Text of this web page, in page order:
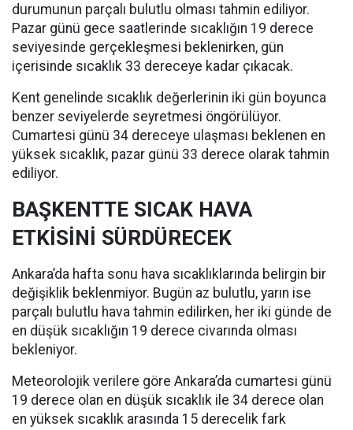
durumunun parçalı bulutlu olması tahmin ediliyor.
Pazar günü gece saatlerinde sıcaklığın 19 derece
seviyesinde gerçekleşmesi beklenirken, gün
içerisinde sıcaklık 33 dereceye kadar çıkacak.
Kent genelinde sıcaklık değerlerinin iki gün boyunca
benzer seviyelerde seyretmesi öngörülüyor.
Cumartesi günü 34 dereceye ulaşması beklenen en
yüksek sıcaklık, pazar günü 33 derece olarak tahmin
ediliyor.
BAŞKENTTE SICAK HAVA
ETKİSİNİ SÜRDÜRECEK
Ankara’da hafta sonu hava sıcaklıklarında belirgin bir
değişiklik beklenmiyor. Bugün az bulutlu, yarın ise
parçalı bulutlu hava tahmin edilirken, her iki günde de
en düşük sıcaklığın 19 derece civarında olması
bekleniyor.
Meteorolojik verilere göre Ankara’da cumartesi günü
19 derece olan en düşük sıcaklık ile 34 derece olan
en yüksek sıcaklık arasında 15 derecelik fark